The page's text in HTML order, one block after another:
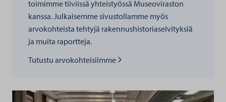
toimimme tiiviissä yhteistyössä Museoviraston
kanssa. Julkaisemme sivustollamme myös
arvokohteista tehtyjä rakennushistoriaselvityksiä
ja muita raportteja.
Lue lisää kohteesta
Tutustu arvokohteisiimme